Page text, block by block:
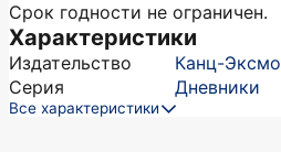
Срок годности не ограничен.
Характеристики
Издательство Канц-Эксмо
Серия
Дневники
Все характеристики